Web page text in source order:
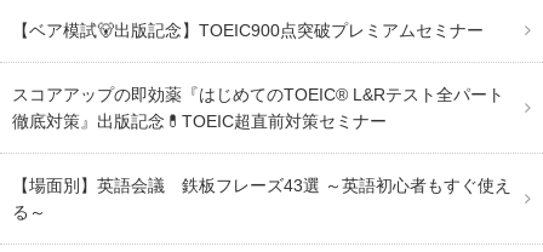
【ベア模試🐻出版記念】TOEIC900点突破プレミアムセミナー
スコアアップの即効薬『はじめてのTOEIC® L&Rテスト全パート
徹底対策』出版記念💊TOEIC超直前対策セミナー
【場面別】英語会議 鉄板フレーズ43選 ～英語初心者もすぐ使え
る～